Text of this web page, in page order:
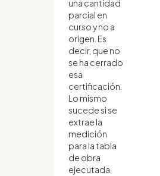
una cantidad
parcial en
curso y no a
origen. Es
decir, que no
se ha cerrado
esa
certificación.
Lo mismo
sucede si se
extrae la
medición
para la tabla
de obra
ejecutada.